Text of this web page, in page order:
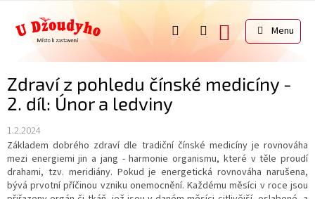
obsah
NÁKUPNÍ
KOŠÍK
Zdraví z pohledu čínské medicíny -
2. díl: Únor a ledviny
1.2.2024
Základem dobrého zdraví dle tradiční čínské medicíny je rovnováha
mezi energiemi jin a jang - harmonie organismu, které v těle proudí
drahami, tzv. meridiány. Pokud je energetická rovnováha narušena,
bývá prvotní příčinou vzniku onemocnění. Každému měsíci v roce jsou